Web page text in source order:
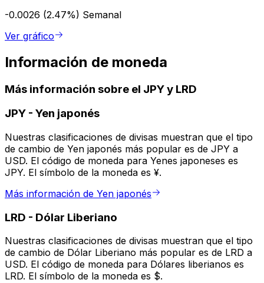
-0.0026 (2.47%) Semanal
Ver gráfico
Información de moneda
Más información sobre el JPY y LRD
JPY - Yen japonés
Nuestras clasificaciones de divisas muestran que el tipo
de cambio de Yen japonés más popular es de JPY a
USD. El código de moneda para Yenes japoneses es
JPY. El símbolo de la moneda es ¥.
Más información de Yen japonés
LRD - Dólar Liberiano
Nuestras clasificaciones de divisas muestran que el tipo
de cambio de Dólar Liberiano más popular es de LRD a
USD. El código de moneda para Dólares liberianos es
LRD. El símbolo de la moneda es $.